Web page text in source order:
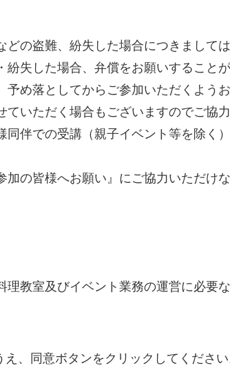
の盗難、紛失した場合につきまして
失した場合、弁償をお願いすることが
め落としてからご参加いただくようお
いただく場合もございますのでご協
伴での受講（親子イベント等を除く
の皆様へお願い』にご協力いただけ
教室及びイベント業務の運営に必要
え、同意ボタンをクリックしてください